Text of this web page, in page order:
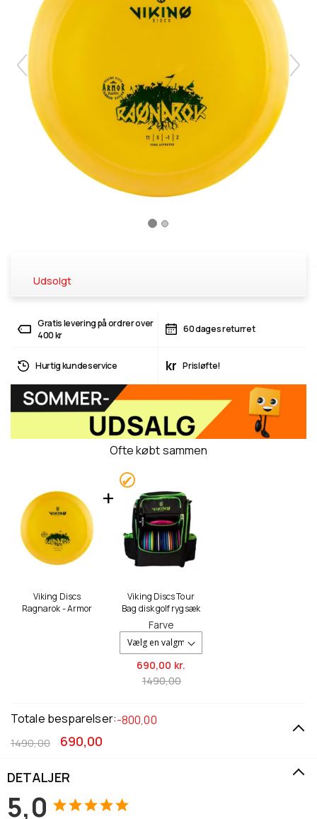
Udsolgt
Gratis levering på ordrer over
400 kr
60 dages returret
Hurtig kundeservice kr Prisløfte!
Ofte købt sammen
Viking Discs
Ragnarok - Armor
Viking Discs Tour
Bag disk golf rygsæk
Farve
690,00 kr.
1490,00
Totale besparelser:-800,00
690,00
1490,00
DETALJER
5,0